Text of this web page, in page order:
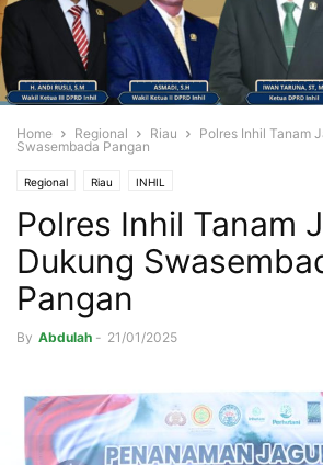
Home Regional Riau
Polres Inhil Tanam
Swasembada Pangan
Regional Riau INHIL
Polres Inhil Tanam
Dukung
Pangan
By Abdulah - 21/01/2025